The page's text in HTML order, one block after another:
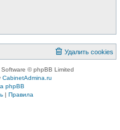
Удалить cookies
© phpBB Limited
CabinetAdmina.ru
phpBB
| Правила